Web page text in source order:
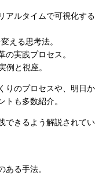
アルタイムで可視化する
える思考法。
の実践プロセス。
例と視座。
りのプロセスや、明日か
も多数紹介。
できるよう解説されてい
ある手法。